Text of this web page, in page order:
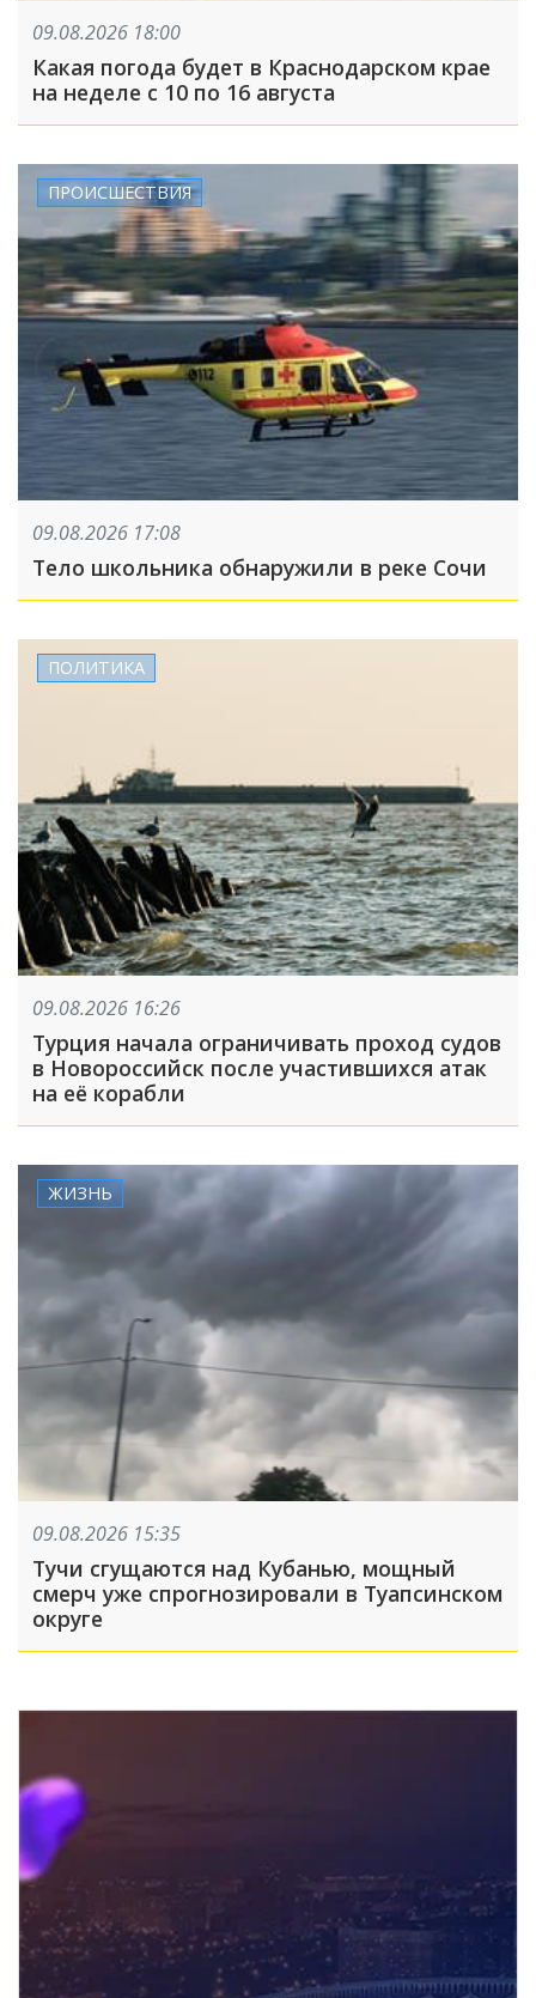
09.08.2026 18:00
Какая погода будет в Краснодарском крае
на неделе с 10 по 16 августа
ПРОИСШЕСТВИЯ
09.08.2026 17:08
Тело школьника обнаружили в реке Сочи
ПОЛИТИКА
09.08.2026 16:26
Турция начала ограничивать проход судов
в Новороссийск после участившихся атак
на её корабли
ЖИЗНЬ
09.08.2026 15:35
Тучи сгущаются над Кубанью, мощный
смерч уже спрогнозировали в Туапсинском
округе